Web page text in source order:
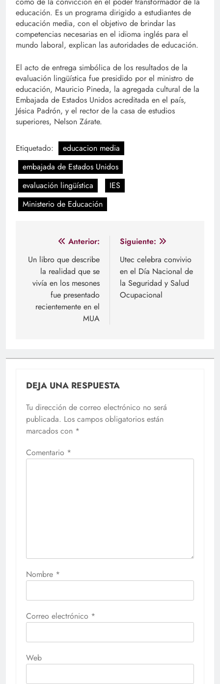
educación. Es un programa dirigido a estudiantes de
educación media, con el objetivo de brindar las
competencias necesarias en el idioma inglés para el
mundo laboral, explican las autoridades de educación.
El acto de entrega simbólica de los resultados de la
evaluación lingüística fue presidido por el ministro de
educación, Mauricio Pineda, la agregada cultural de la
Embajada de Estados Unidos acreditada en el país,
Jésica Padrón, y el rector de la casa de estudios
superiores, Nelson Zárate.
Etiquetado:
educacion media
embajada de Estados Unidos
evaluación lingüística
IES
Ministerio de Educación
Navegación
de
entradas
Anterior:
Un libro que describe
la realidad que se
vivía en los mesones
fue presentado
recientemente en el
MUA
Siguiente:
Utec celebra convivio
en el Día Nacional de
la Seguridad y Salud
Ocupacional
DEJA UNA RESPUESTA
Tu dirección de correo electrónico no será
publicada. Los campos obligatorios están
marcados con *
Comentario *
Nombre *
Correo electrónico *
Web